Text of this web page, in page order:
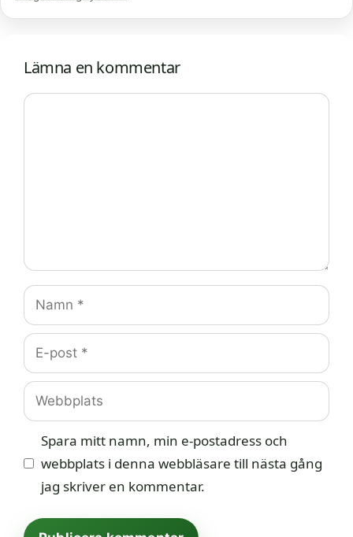
Lämna en kommentar
Kommentar
Namn
E-
post
Webbplats
Spara mitt namn, min e-postadress och
webbplats i denna webbläsare till nästa gång
jag skriver en kommentar.